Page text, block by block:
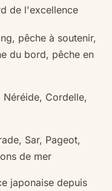
de l'excellence
pêche à soutenir,
du bord, pêche en
Néréide, Cordelle,
Sar, Pageot,
de mer
japonaise depuis